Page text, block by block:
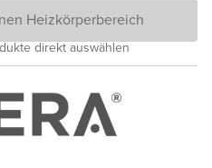
Heizkörperbereich
direkt auswählen